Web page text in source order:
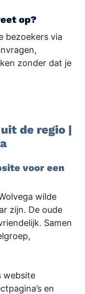
op?
bezoekers via
zonder dat je
de regio |
voor een
wilde
zijn. De oude
Samen
website
en